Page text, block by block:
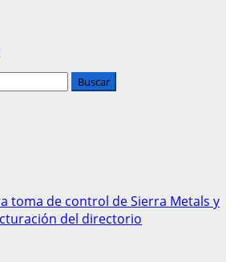
toma de control de Sierra Metals y
del directorio